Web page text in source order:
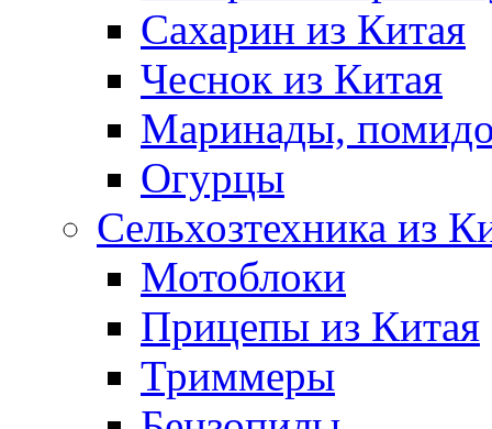
Сахарин из Китая
Чеснок из Китая
Маринады,
Огурцы
Сельхозтехника из
Мотоблоки
Прицепы из Китая
Триммеры